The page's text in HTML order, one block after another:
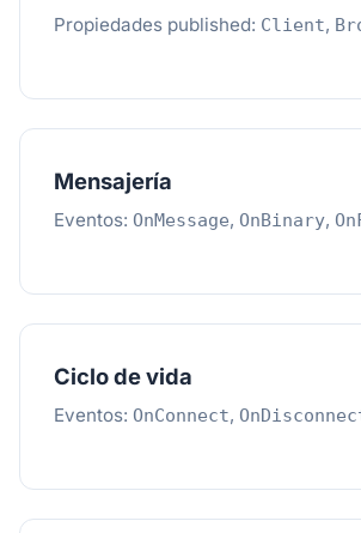
Propiedades published: Client,
Mensajería
Eventos: OnMessage, OnBinary,
Ciclo de vida
Eventos: OnConnect,